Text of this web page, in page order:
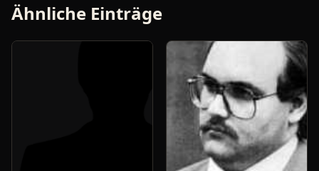
Ähnliche Einträge